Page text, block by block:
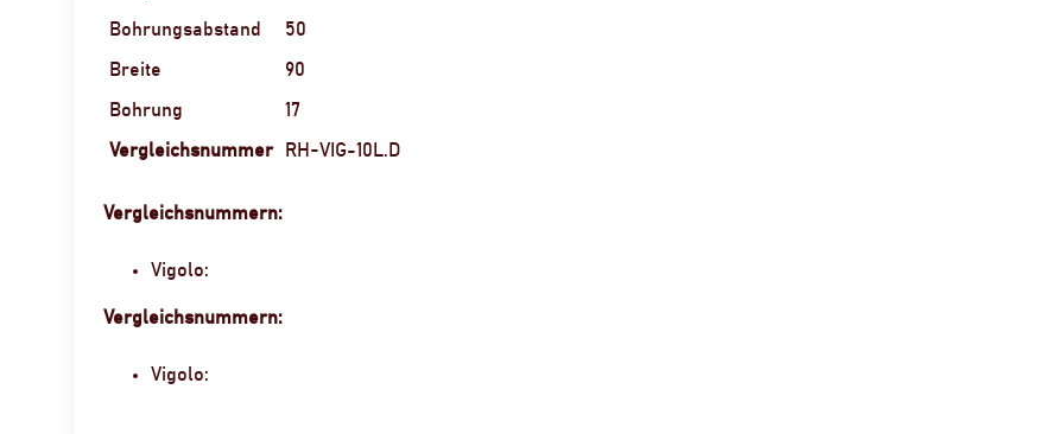
Bohrungsabstand 50
Breite 90
Bohrung 17
Vergleichsnummer RH-VIG-10L.D
Vergleichsnummern:
Vigolo:
Vergleichsnummern:
Vigolo: